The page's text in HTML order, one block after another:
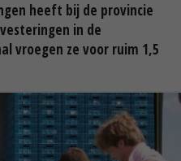
heeft bij de provincie
in de
vroegen ze voor ruim 1,5